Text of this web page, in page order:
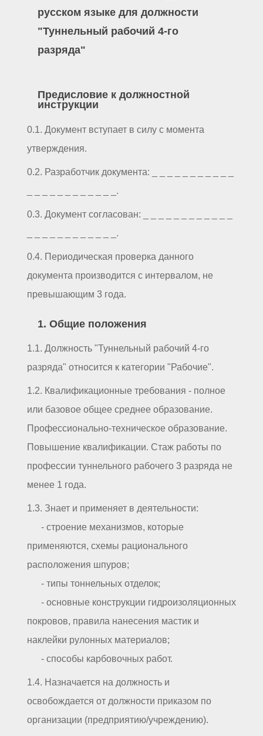
русском языке для должности
"Туннельный рабочий 4-го
разряда"
Предисловие к должностной
инструкции
0.1. Документ вступает в силу с момента
утверждения.
0.2. Разработчик документа: _ _ _ _ _ _ _ _ _ _ _
_ _ _ _ _ _ _ _ _ _ _ _.
0.3. Документ согласован: _ _ _ _ _ _ _ _ _ _ _ _
_ _ _ _ _ _ _ _ _ _ _ _.
0.4. Периодическая проверка данного
документа производится с интервалом, не
превышающим 3 года.
1. Общие положения
1.1. Должность "Туннельный рабочий 4-го
разряда" относится к категории "Рабочие".
1.2. Квалификационные требования - полное
или базовое общее среднее образование.
Профессионально-техническое образование.
Повышение квалификации. Стаж работы по
профессии туннельного рабочего 3 разряда не
менее 1 года.
1.3. Знает и применяет в деятельности:
- строение механизмов, которые
применяются, схемы рационального
расположения шпуров;
- типы тоннельных отделок;
- основные конструкции гидроизоляционных
покровов, правила нанесения мастик и
наклейки рулонных материалов;
- способы карбовочных работ.
1.4. Назначается на должность и
освобождается от должности приказом по
организации (предприятию/учреждению).